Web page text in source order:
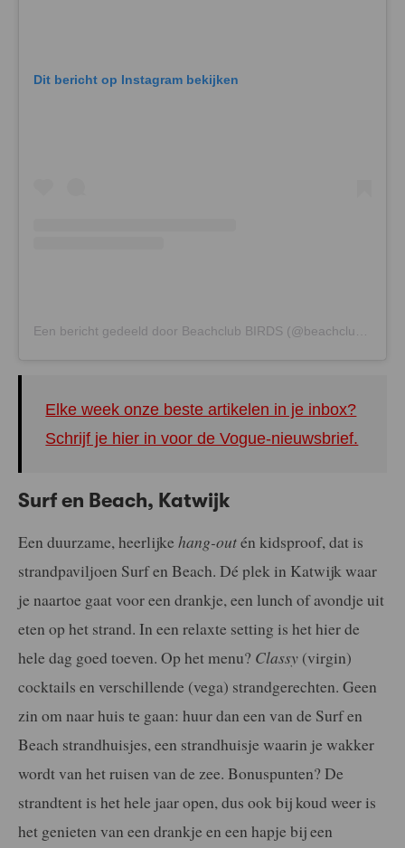
Dit bericht op Instagram bekijken
Elke week onze beste artikelen in je inbox?
Schrijf je hier in voor de Vogue-nieuwsbrief.
Surf en Beach, Katwijk
Een duurzame, heerlijke hang-outén kidsproof, dat is
strandpaviljoen Surf en Beach. Dé plek in Katwijk waar
je naartoe gaat voor een drankje, een lunch of avondje uit
eten op het strand. In een relaxte setting is het hier de
hele dag goed toeven. Op het menu? Classy (virgin)
cocktails en verschillende (vega) strandgerechten. Geen
zin om naar huis te gaan: huur dan een van de Surf en
Beach strandhuisjes, een strandhuisje waarin je wakker
wordt van het ruisen van de zee. Bonuspunten? De
strandtent is het hele jaar open, dus ook bij koud weer is
het genieten van een drankje en een hapje bij een